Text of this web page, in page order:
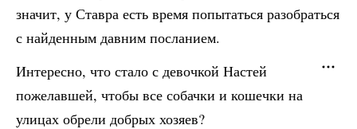
значит, у Ставра есть время попытаться разобраться
с найденным давним посланием.
Интересно, что стало с девочкой Настей
пожелавшей, чтобы все собачки и кошечки на
улицах обрели добрых хозяев?